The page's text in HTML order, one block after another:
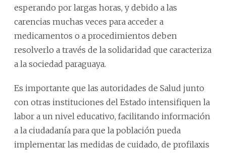
esperando por largas horas, y debido a las
carencias muchas veces para acceder a
medicamentos o a procedimientos deben
resolverlo a través de la solidaridad que caracteriza
a la sociedad paraguaya.
Es importante que las autoridades de Salud junto
con otras instituciones del Estado intensifiquen la
labor a un nivel educativo, facilitando información
a la ciudadanía para que la población pueda
implementar las medidas de cuidado, de profilaxis